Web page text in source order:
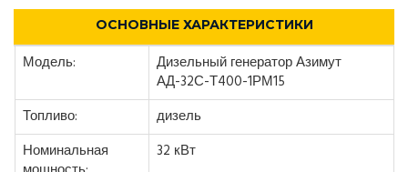
ОСНОВНЫЕ ХАРАКТЕРИСТИКИ
Модель:
Дизельный генератор Азимут
АД-32С-Т400-1РМ15
Топливо:
дизель
Номинальная
32 кВт